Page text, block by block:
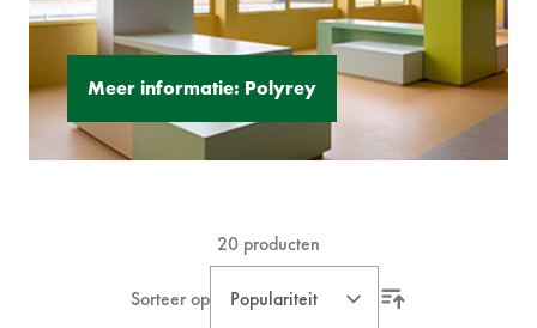
Meer informatie: Polyrey
20 producten
Sorteer op